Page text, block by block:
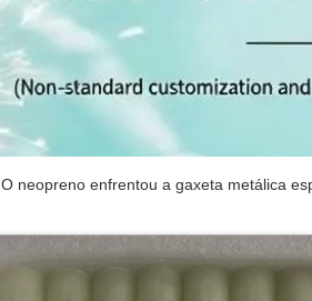
O neopreno enfrentou a gaxeta metálica